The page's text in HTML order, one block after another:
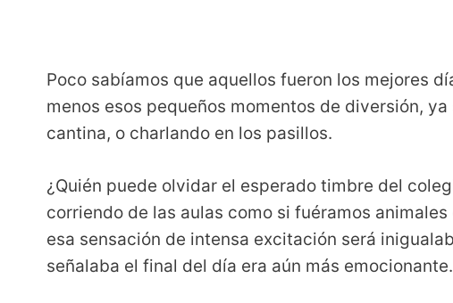
Poco sabíamos que aquellos fueron los mejores
menos esos pequeños momentos de diversión,
cantina, o charlando en los pasillos.
¿Quién puede olvidar el esperado timbre del
corriendo de las aulas como si fuéramos
esa sensación de intensa excitación será
señalaba el final del día era aún más